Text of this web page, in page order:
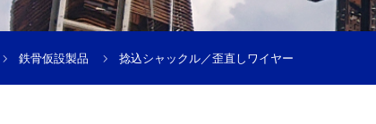
鉄骨仮設製品 捻込シャックル／歪直しワイヤー